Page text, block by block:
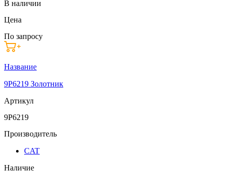
В наличии
Цена
По запросу
Название
9P6219 Золотник
Артикул
9P6219
Производитель
CAT
Наличие